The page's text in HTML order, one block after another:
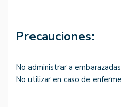
Precauciones:
No administrar a
No utilizar en caso de